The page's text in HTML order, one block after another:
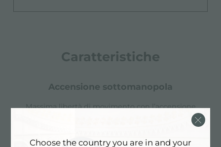
Caratteristiche
accensione sottomanopola
Massima libertà di movimento con l’accensione
elettrica sottomanopola, caratteristica comune a
tutti i modelli, che permette l’attivazione della
Choose the country you are in and your